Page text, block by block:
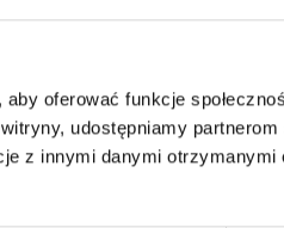
oferować funkcje
udostępniamy partnerom
z innymi danymi otrzymanymi